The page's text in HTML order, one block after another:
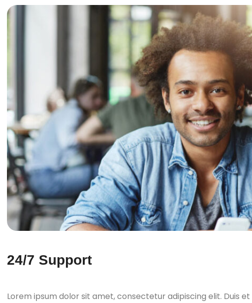
24/7 Support
Lorem ipsum dolor sit amet, consectetur adipiscing elit. Duis